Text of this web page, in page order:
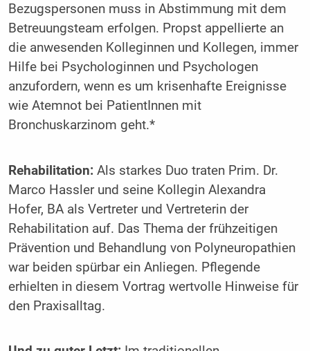
Bezugspersonen muss in Abstimmung mit dem
Betreuungsteam erfolgen. Propst appellierte an
die anwesenden Kolleginnen und Kollegen, immer
Hilfe bei Psychologinnen und Psychologen
anzufordern, wenn es um krisenhafte Ereignisse
wie Atemnot bei PatientInnen mit
Bronchuskarzinom geht.*
Rehabilitation:Als starkes Duo traten Prim. Dr.
Marco Hassler und seine Kollegin Alexandra
Hofer, BA als Vertreter und Vertreterin der
Rehabilitation auf. Das Thema der frühzeitigen
Prävention und Behandlung von Polyneuropathien
war beiden spürbar ein Anliegen. Pflegende
erhielten in diesem Vortrag wertvolle Hinweise für
den Praxisalltag.